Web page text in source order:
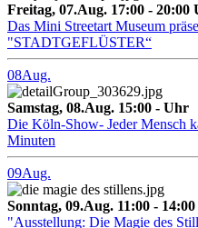
Freitag, 07.Aug. 17:00 - 20:00
Das Mini Streetart Museum
"STADTGEFLÜSTER“
08Aug.
Samstag, 08.Aug. 15:00 - Uhr
Die Köln-Show- Jeder Mensch
Minuten
09Aug.
Sonntag, 09.Aug. 11:00 -
"Ausstellung: Die Magie des